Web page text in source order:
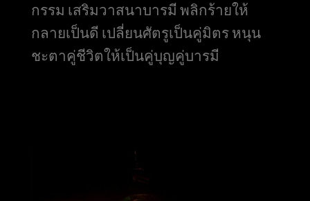
กรรม เสริมวาสนาบารมี พลิกร้ายให้
กลายเป็นดี เปลี่ยนศัตรูเป็นคู่มิตร หนุน
ชะตาคู่ชีวิตให้เป็นคู่บุญคู่บารมี